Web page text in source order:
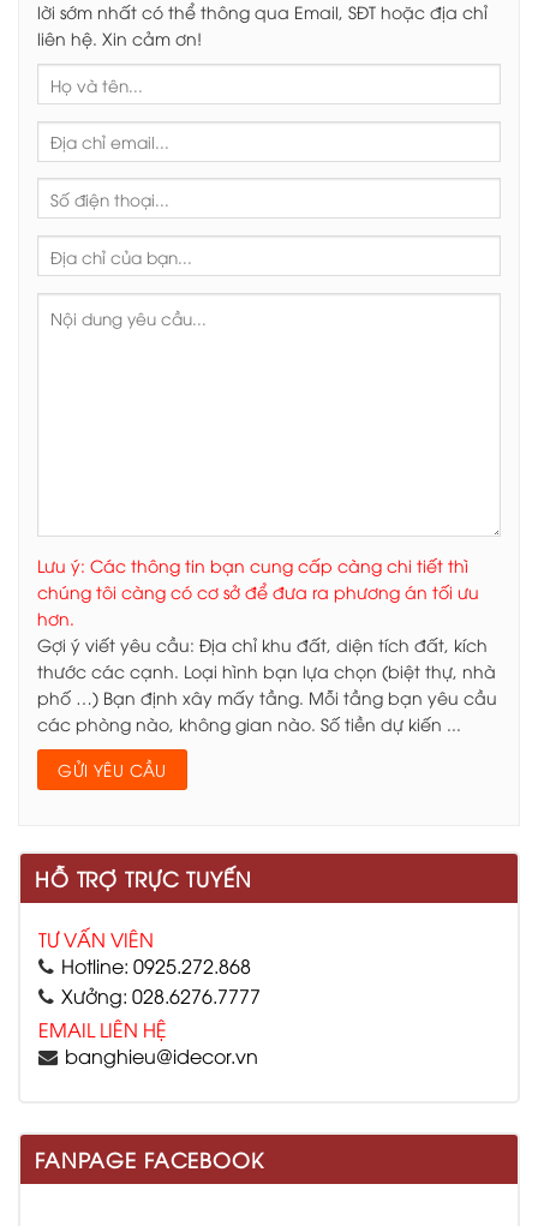
lời sớm nhất có thể thông qua Email, SĐT hoặc địa chỉ
liên hệ. Xin cảm ơn!
Lưu ý: Các thông tin bạn cung cấp càng chi tiết thì
chúng tôi càng có cơ sở để đưa ra phương án tối ưu
hơn.
Gợi ý viết yêu cầu: Địa chỉ khu đất, diện tích đất, kích
thước các cạnh. Loại hình bạn lựa chọn (biệt thự, nhà
phố …) Bạn định xây mấy tầng. Mỗi tầng bạn yêu cầu
các phòng nào, không gian nào. Số tiền dự kiến ...
HỖ TRỢ TRỰC TUYẾN
TƯ VẤN VIÊN
Hotline: 0925.272.868
Xưởng: 028.6276.7777
EMAIL LIÊN HỆ
banghieu@idecor.vn
FANPAGE FACEBOOK